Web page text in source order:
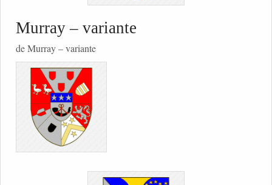
Murray – variante
de Murray – variante